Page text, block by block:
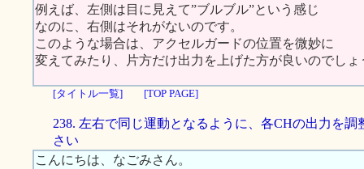
例えば、左側は目に見えて”ブルブル”という感じ
なのに、右側はそれがないのです。
このような場合は、アクセルガードの位置を微妙に
変えてみたり、片方だけ出力を上げた方が良いのでしょ
[タイトル一覧] [TOP PAGE]
238. 左右で同じ運動となるように、各CHの出力を調
さい
こんにちは、なごみさん。